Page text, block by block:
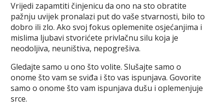
Vrijedi zapamtiti činjenicu da ono na sto obratite
pažnju uvijek pronalazi put do vaše stvarnosti, bilo to
dobro ili zlo. Ako svoj fokus oplemenite osjećanjima i
mislima ljubavi stvorićete privlačnu silu koja je
neodoljiva, neuništiva, nepogrešiva.
Gledajte samo u ono što volite. Slušajte samo o
onome što vam se sviđa i što vas ispunjava. Govorite
samo o onome što vam ispunjava dušu i oplemenjuje
srce.